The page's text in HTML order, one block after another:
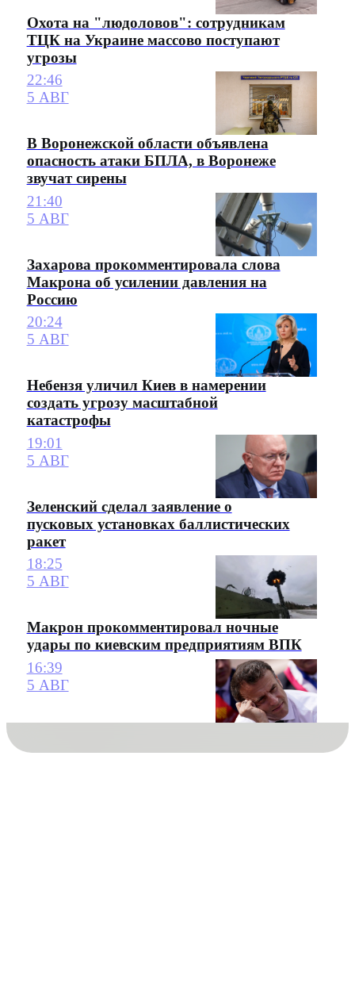
Охота на "людоловов": сотрудникам
ТЦК на Украине массово поступают
угрозы
22:46
5 АВГ
В Воронежской области объявлена
опасность атаки БПЛА, в Воронеже
звучат сирены
21:40
5 АВГ
Захарова прокомментировала слова
Макрона об усилении давления на
Россию
20:24
5 АВГ
Небензя уличил Киев в намерении
создать угрозу масштабной
катастрофы
19:01
5 АВГ
Зеленский сделал заявление о
пусковых установках баллистических
ракет
18:25
5 АВГ
Макрон прокомментировал ночные
удары по киевским предприятиям ВПК
16:39
5 АВГ